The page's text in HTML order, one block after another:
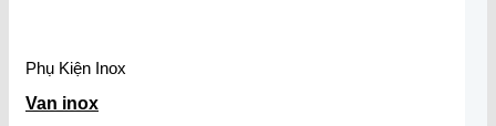
Phụ Kiện Inox
Van inox